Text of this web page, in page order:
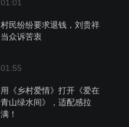
01:01
村民纷纷要求退钱，刘贵祥
当众诉苦衷
01:55
用《乡村爱情》打开《爱在
青山绿水间》，适配感拉
满！